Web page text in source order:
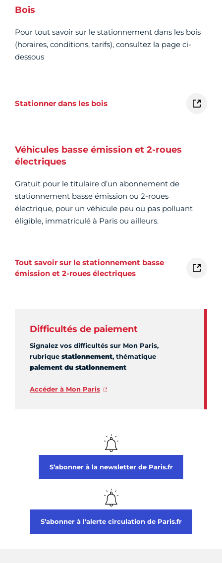
Bois
Pour tout savoir sur le stationnement dans les bois
(horaires, conditions, tarifs), consultez la page ci-
dessous
Stationner dans les bois
Véhicules basse émission et 2-roues
électriques
Gratuit pour le titulaire d’un abonnement de
stationnement basse émission ou 2-roues
électrique, pour un véhicule peu ou pas polluant
éligible, immatriculé à Paris ou ailleurs.
Tout savoir sur le stationnement basse
émission et 2-roues électriques
Difficultés de paiement
Signalez vos difficultés sur Mon Paris,
rubrique stationnement, thématique
paiement du stationnement
Accéder à Mon Paris
S’abonner à la newsletter de Paris.fr
S’abonner à l'alerte circulation de Paris.fr